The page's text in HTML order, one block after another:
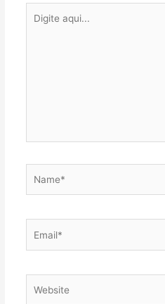
aqui...